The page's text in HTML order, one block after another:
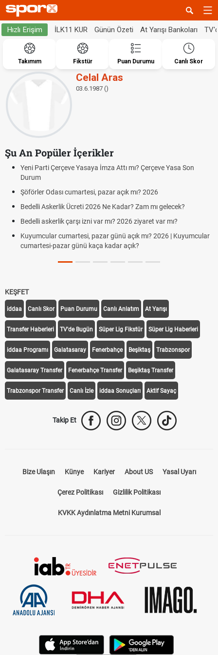
Hızlı Erişim İLK11 KUR Günün Özeti At Yarışı Bankoları
Takımım Fikstür Puan Durumu Canlı Skor
Celal Aras
03.6.1987 ()
Şu An Popüler İçerikler
Yeni Parti Çerçeve Yasaya İmza Attı mı? Çerçeve Yasa Son
Durum
Şöförler Odası cumartesi, pazar açık mı? 2026
Bedelli Askerlik Ücreti 2026 Ne Kadar? Zam mı gelecek?
Bedelli askerlik çarşı izni var mı? 2026 ziyaret var mı?
Kuyumcular cumartesi, pazar günü açık mı? 2026 | Kuyumcular
cumartesi-pazar günü kaça kadar açık?
KEŞFET
iddaa Canlı Skor Puan Durumu Canlı Anlatım At Yarışı
Transfer Haberleri TV'de Bugün Süper Lig Fikstür Süper Lig Haberleri
iddaa Programı Galatasaray Fenerbahçe Beşiktaş Trabzonspor
Galatasaray Transfer Fenerbahçe Transfer Beşiktaş Transfer
Trabzonspor Transfer Canlı İzle iddaa Sonuçları Aktif Sayaç
Takip Et
Bize Ulaşın Künye Kariyer About US Yasal Uyarı
Çerez Politikası Gizlilik Politikası
KVKK Aydınlatma Metni Kurumsal